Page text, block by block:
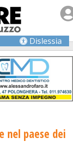
Dislessia
nel paese dei